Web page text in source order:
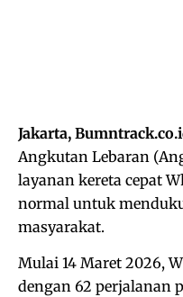
Jakarta,
Angkutan Lebaran
layanan kereta cepat
normal untuk
masyarakat.
Mulai 14 Maret 2026,
dengan 62 perjalanan